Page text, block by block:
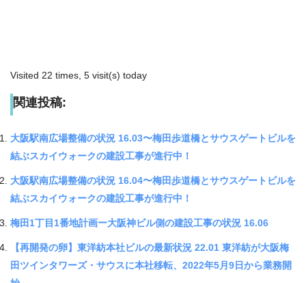
Visited 22 times, 5 visit(s) today
関連投稿:
大阪駅南広場整備の状況 16.03〜梅田歩道橋とサウスゲートビルを
結ぶスカイウォークの建設工事が進行中！
大阪駅南広場整備の状況 16.04〜梅田歩道橋とサウスゲートビルを
結ぶスカイウォークの建設工事が進行中！
梅田1丁目1番地計画ー大阪神ビル側の建設工事の状況 16.06
【再開発の卵】東洋紡本社ビルの最新状況 22.01 東洋紡が大阪梅
田ツインタワーズ・サウスに本社移転、2022年5月9日から業務開